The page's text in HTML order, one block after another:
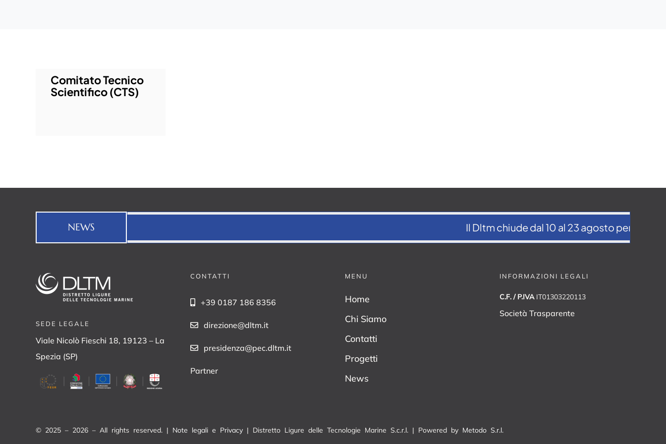
Comitato Tecnico
Scientifico (CTS)
NEWS Il Dltm chiude dal 10 al 23 agosto per la pausa
SEDE LEGALE
Viale Nicolò Fieschi 18, 19123 – La
Spezia (SP)
CONTATTI
+39 0187 186 8356
direzione@dltm.it
presidenza@pec.dltm.it
Partner
MENU
Home
Chi Siamo
Contatti
Progetti
News
INFORMAZIONI LEGALI
C.F. / P.IVA IT01303220113
Società Trasparente
© 2025 – 2026 – All rights reserved. | Note legali e Privacy| Distretto Ligure delle Tecnologie Marine S.c.r.l. | Powered by Metodo S.r.l.